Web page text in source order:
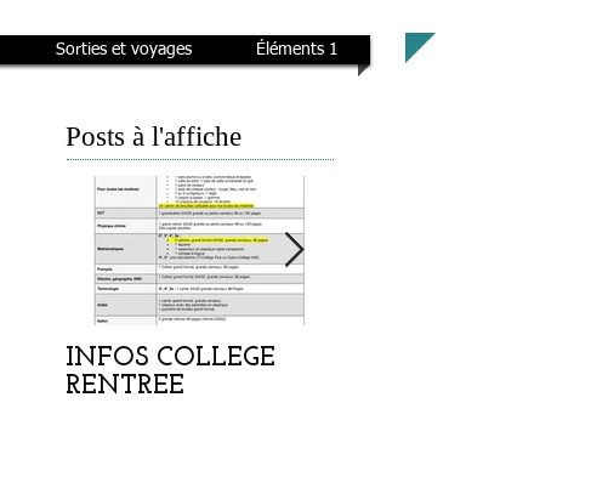
Sorties et voyages Éléments 1
Posts à l'affiche
INFOS COLLEGE
RENTREE